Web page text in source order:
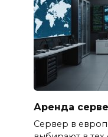
Аренда
Сервер в